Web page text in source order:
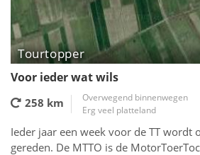
Tourtopper
Voor ieder wat wils
258 km
Overwegend binnenwegen
Erg veel platteland
Ieder jaar een week voor de TT wordt
gereden. De MTTO is de